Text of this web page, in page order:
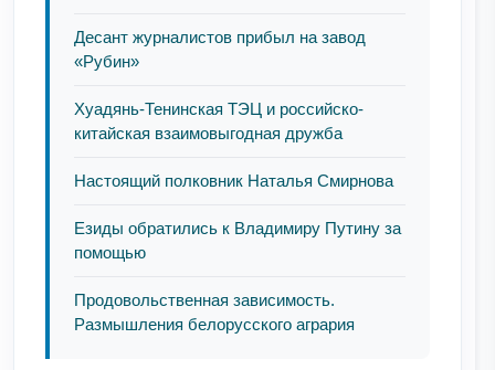
Десант журналистов прибыл на завод
«Рубин»
Хуадянь-Тенинская ТЭЦ и российско-
китайская взаимовыгодная дружба
Настоящий полковник Наталья Смирнова
Езиды обратились к Владимиру Путину за
помощью
Продовольственная зависимость.
Размышления белорусского агрария